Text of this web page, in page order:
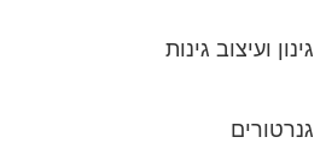
גינון ועיצוב גינות
גנרטורים